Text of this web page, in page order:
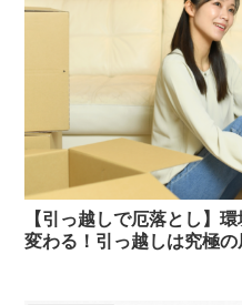
【引っ越しで厄落とし】
変わる！引っ越しは究極